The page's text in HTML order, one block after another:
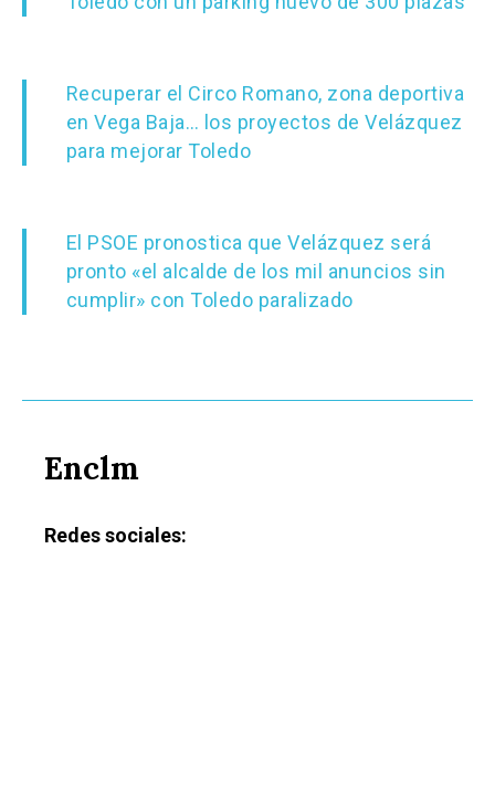
Recuperar el Circo Romano, zona deportiva
en Vega Baja… los proyectos de Velázquez
para mejorar Toledo
El PSOE pronostica que Velázquez será
pronto «el alcalde de los mil anuncios sin
cumplir» con Toledo paralizado
Enclm
Redes sociales:
Guadalajara
Sucesos
Medio Ambiente
Política
Galerías